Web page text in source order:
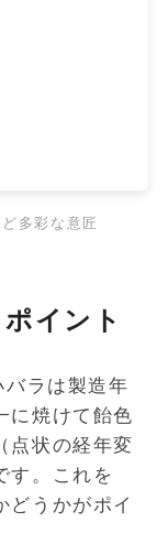
多彩な意匠
イント
バラは製造年
に焼けて飴色
点状の経年変
す。これを
どうかがポイ